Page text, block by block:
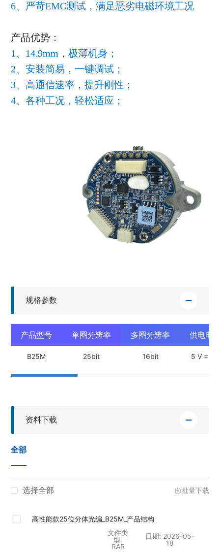
6、严苛EMC测试，满足恶劣电磁环境工况
产品优势：
1、14.9mm，极薄机身；
2、安装简易，一键调试；
3、高通信速率，提升刚性；
4、各种工况，轻松适应；
规格参数
产品型号 单圈分辨率 多圈分辨率 供电电
B25M 25bit 16bit 5 V ± 5%
资料下载
全部
选择全部 批量下载
高性能款25位分体光编_B25M_产品结构
文件类
型:
RAR
日期: 2026-05-
18